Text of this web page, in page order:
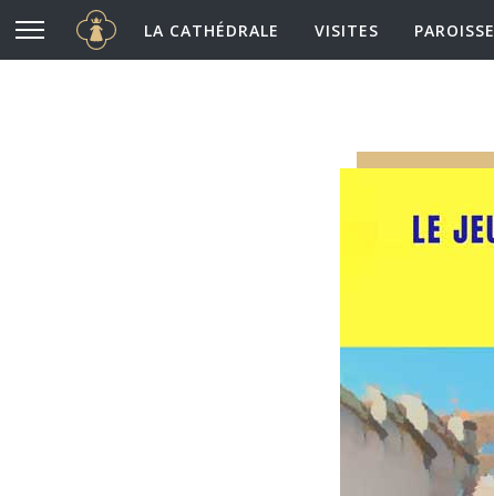
Aller au contenu principal
Cathédrale Notre-Dame de Chartres
LA CATHÉDRALE VISITES PAROISSE